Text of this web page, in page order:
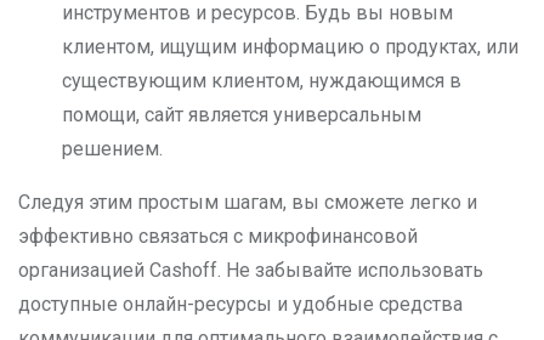
инструментов и ресурсов. Будь вы новым
клиентом, ищущим информацию о продуктах, или
существующим клиентом, нуждающимся в
помощи, сайт является универсальным
решением.
Следуя этим простым шагам, вы сможете легко и
эффективно связаться с микрофинансовой
организацией Cashoff. Не забывайте использовать
доступные онлайн-ресурсы и удобные средства